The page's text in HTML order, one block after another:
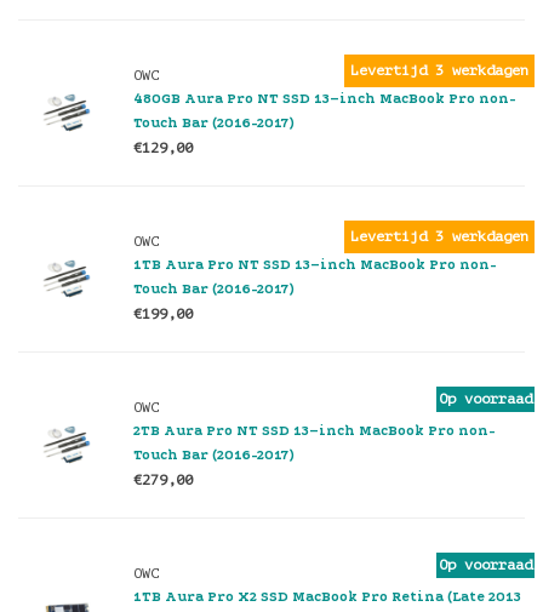
Levertijd 3 werkdagen
OWC
480GB Aura Pro NT SSD 13–inch MacBook Pro non-
Touch Bar (2016-2017)
€129,00
Levertijd 3 werkdagen
OWC
1TB Aura Pro NT SSD 13–inch MacBook Pro non-
Touch Bar (2016-2017)
€199,00
Op voorraad
OWC
2TB Aura Pro NT SSD 13–inch MacBook Pro non-
Touch Bar (2016-2017)
€279,00
Op voorraad
OWC
1TB Aura Pro X2 SSD MacBook Pro Retina (Late 2013